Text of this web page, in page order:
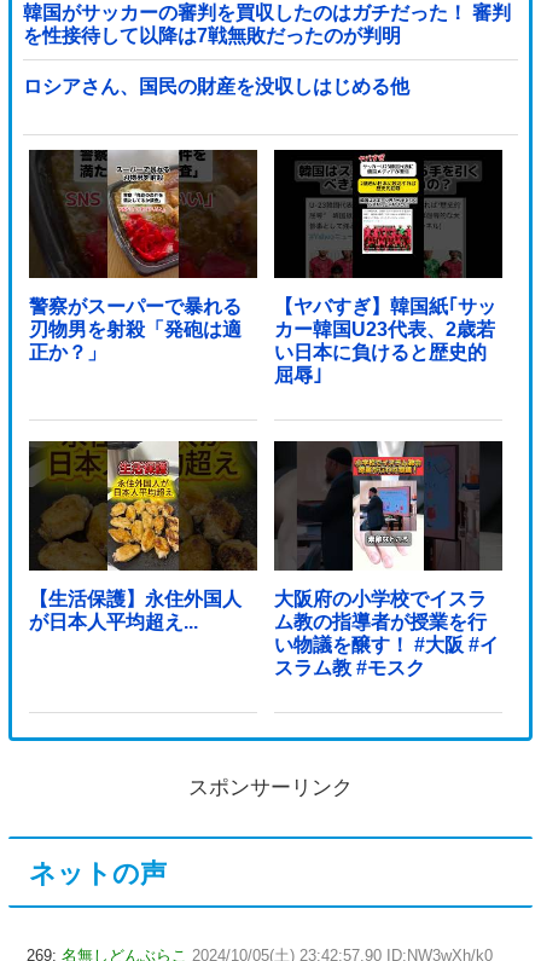
韓国がサッカーの審判を買収したのはガチだった！ 審判
を性接待して以降は7戦無敗だったのが判明
ロシアさん、国民の財産を没収しはじめる他
警察がスーパーで暴れる
刃物男を射殺「発砲は適
正か？」
【ヤバすぎ】韓国紙｢サッ
カー韓国U23代表、2歳若
い日本に負けると歴史的
屈辱｣
【生活保護】永住外国人
が日本人平均超え...
大阪府の小学校でイスラ
ム教の指導者が授業を行
い物議を醸す！ #大阪 #イ
スラム教 #モスク
スポンサーリンク
ネットの声
269: 名無しどんぶらこ 2024/10/05(土) 23:42:57.90 ID:NW3wXh/k0